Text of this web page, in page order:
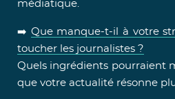
médiatique.
➡️ Que manque-t-il à votre
toucher les journalistes ?
Quels ingrédients pourraient
que votre actualité résonne